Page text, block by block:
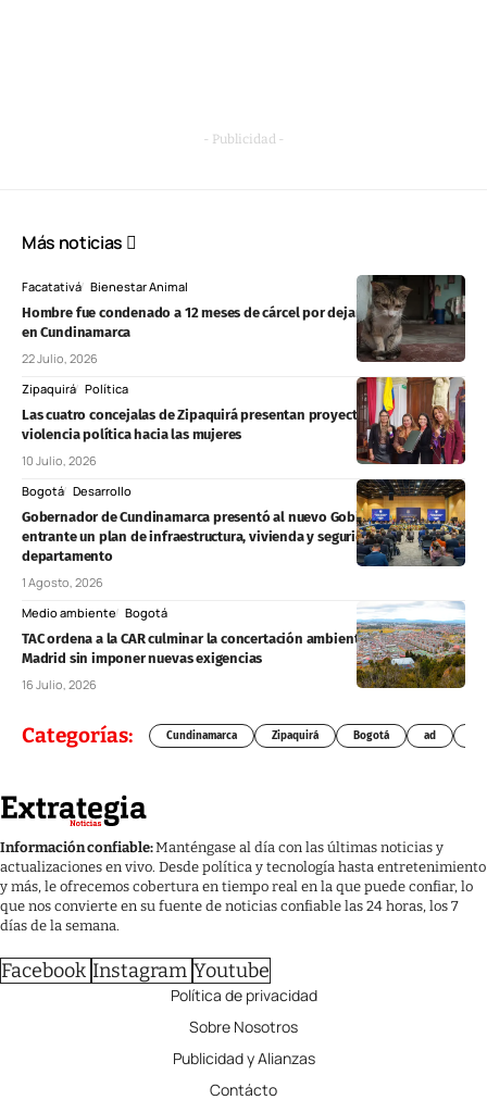
- Publicidad -
Más noticias
Facatativá Bienestar Animal
Hombre fue condenado a 12 meses de cárcel por dejar ciega a una gata
en Cundinamarca
22 Julio, 2026
Zipaquirá Política
Las cuatro concejalas de Zipaquirá presentan proyecto contra la
violencia política hacia las mujeres
10 Julio, 2026
Bogotá Desarrollo
Gobernador de Cundinamarca presentó al nuevo Gobierno Nacional
entrante un plan de infraestructura, vivienda y seguridad para el
departamento
1 Agosto, 2026
Medio ambiente Bogotá
TAC ordena a la CAR culminar la concertación ambiental del POT de
Madrid sin imponer nuevas exigencias
16 Julio, 2026
Categorías: Cundinamarca Zipaquirá Bogotá ad
Información confiable:Manténgase al día con las últimas noticias y
actualizaciones en vivo. Desde política y tecnología hasta entretenimiento
y más, le ofrecemos cobertura en tiempo real en la que puede confiar, lo
que nos convierte en su fuente de noticias confiable las 24 horas, los 7
días de la semana.
Facebook Instagram Youtube
Política de privacidad
Sobre Nosotros
Publicidad y Alianzas
Contácto